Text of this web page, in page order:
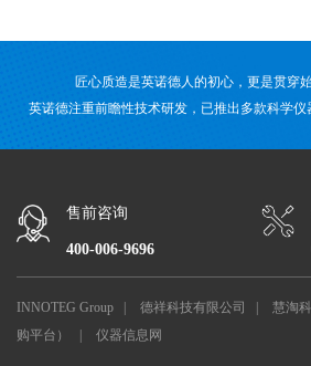
匠心质造是英诺德人的初心，更是贯穿
英诺德注重前瞻性技术研发，已推出多款科学仪
售前咨询
400-006-9696
INNOTEG Group 德祥科技有限公司
慧淘
购平台）
仪器信息网